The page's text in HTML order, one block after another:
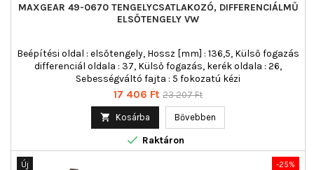
MAXGEAR 49-0670 TENGELYCSATLAKOZÓ, DIFFERENCIÁLMŰ
ELSŐTENGELY VW
Beépítési oldal : elsőtengely, Hossz [mm] : 136,5, Külső fogazás
differenciál oldala : 37, Külső fogazás, kerék oldala : 26,
Sebességváltó fajta : 5 fokozatú kézi
Ár
17 406 Ft Normál
23 207 Ft
 Kosárba Bővebben
 Raktáron
-25%
Új